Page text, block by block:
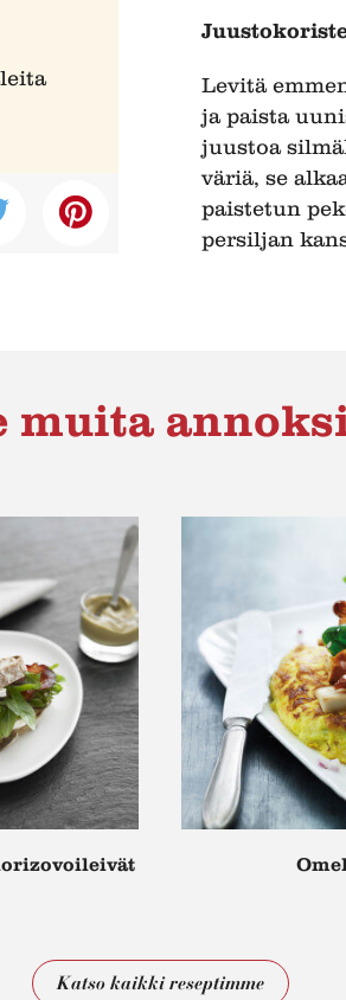
Levitä
ja paista
juustoa
väriä, se
paistetun
persiljan
muita
Katso kaikki reseptimme